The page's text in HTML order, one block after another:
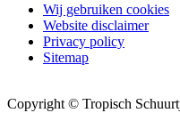
Wij gebruiken cookies
Website disclaimer
Privacy policy
Sitemap
Copyright © Tropisch